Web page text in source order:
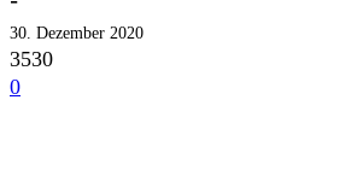
30. Dezember 2020
3530
0